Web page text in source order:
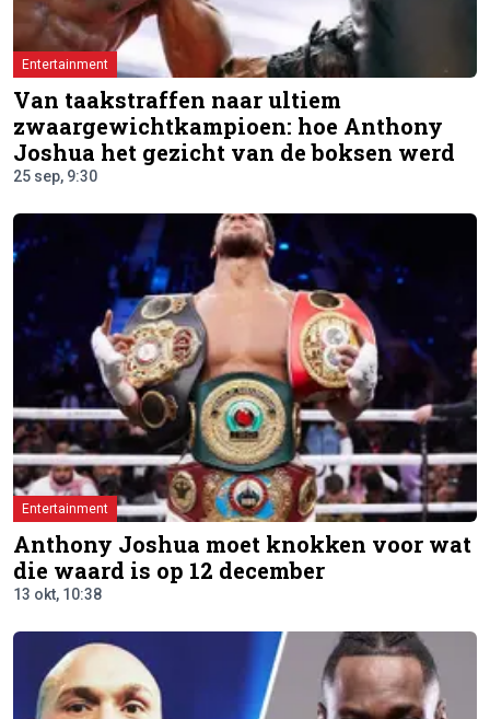
Entertainment
Van taakstraffen naar ultiem
zwaargewichtkampioen: hoe Anthony
Joshua het gezicht van de boksen werd
25 sep, 9:30
Entertainment
Anthony Joshua moet knokken voor wat
die waard is op 12 december
13 okt, 10:38